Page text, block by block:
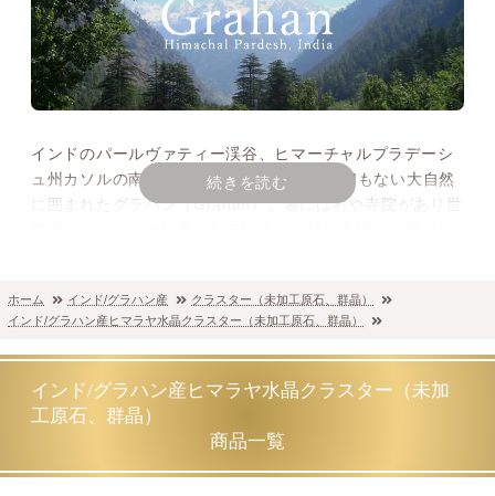
続きを読む
インドのパールヴァティー渓谷、ヒマーチャルプラデーシ
ュ州カソルの南東部、インターネットやATMもない大自然
に囲まれたグラハン（Grahan）。麓には村や寺院があり世
そんな神聖な場所で採掘されたグラハンヒマラヤ水晶は、
神が宿っているのではないかと云われるほど美しい姿をし
驚くほど透明な結晶がオレンジ色に彩られる、
自然が創り出した美しいクラスター
ホーム インド/グラハン産
クラスター（未加工原石、群晶）
インド/グラハン産ヒマラヤ水晶クラスター（未加工原石、群晶）
インド/グラハン産ヒマラヤ水晶クラスター（未加
工原石、群晶）
商品一覧